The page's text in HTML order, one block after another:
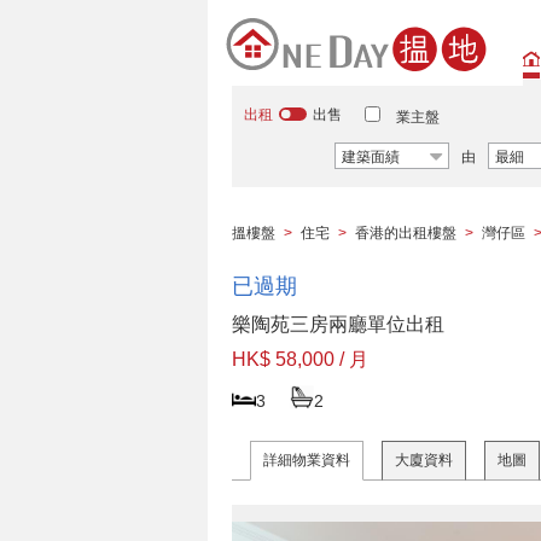
出租 出售 業主盤
建築面績 由 最細
搵樓盤 > 住宅 > 香港的出租樓盤 > 灣仔區 >
已過期
樂陶苑三房兩廳單位出租
HK$ 58,000 / 月
3 2
詳細物業資料 大廈資料 地圖